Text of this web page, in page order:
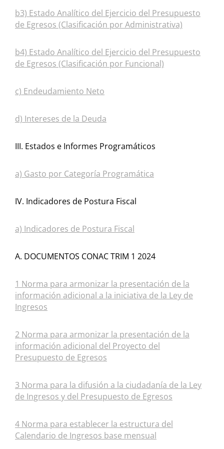
b3) Estado Analítico del Ejercicio del Presupuesto
de Egresos (Clasificación por Administrativa)
b4) Estado Analítico del Ejercicio del Presupuesto
de Egresos (Clasificación por Funcional)
c) Endeudamiento Neto
d) Intereses de la Deuda
III. Estados e Informes Programáticos
a) Gasto por Categoría Programática
IV. Indicadores de Postura Fiscal
a) Indicadores de Postura Fiscal
A. DOCUMENTOS CONAC TRIM 1 2024
1 Norma para armonizar la presentación de la
información adicional a la iniciativa de la Ley de
Ingresos
2 Norma para armonizar la presentación de la
información adicional del Proyecto del
Presupuesto de Egresos
3 Norma para la difusión a la ciudadanía de la Ley
de Ingresos y del Presupuesto de Egresos
4 Norma para establecer la estructura del
Calendario de Ingresos base mensual